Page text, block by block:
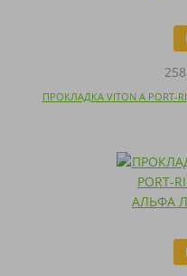
ПРОКЛАДКА VITON A PORT-